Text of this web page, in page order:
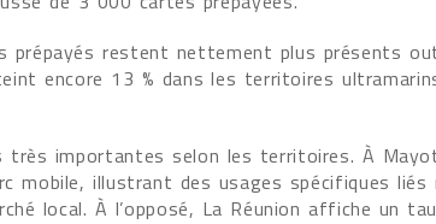
prépayés restent nettement plus présents
encore 13 % dans les territoires
importantes selon les territoires. À
mobile, illustrant des usages spécifiques
local. À l’opposé, La Réunion affiche un